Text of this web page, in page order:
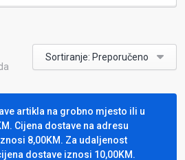
Sortiranje: Preporučeno
artikla na grobno mjesto ili u
Cijena dostave na adresu
8,00KM. Za udaljenost
dostave iznosi 10,00KM.